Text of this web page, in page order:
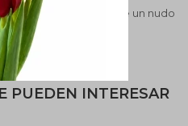
podar la vara sobre un nudo
PUEDEN INTERESAR